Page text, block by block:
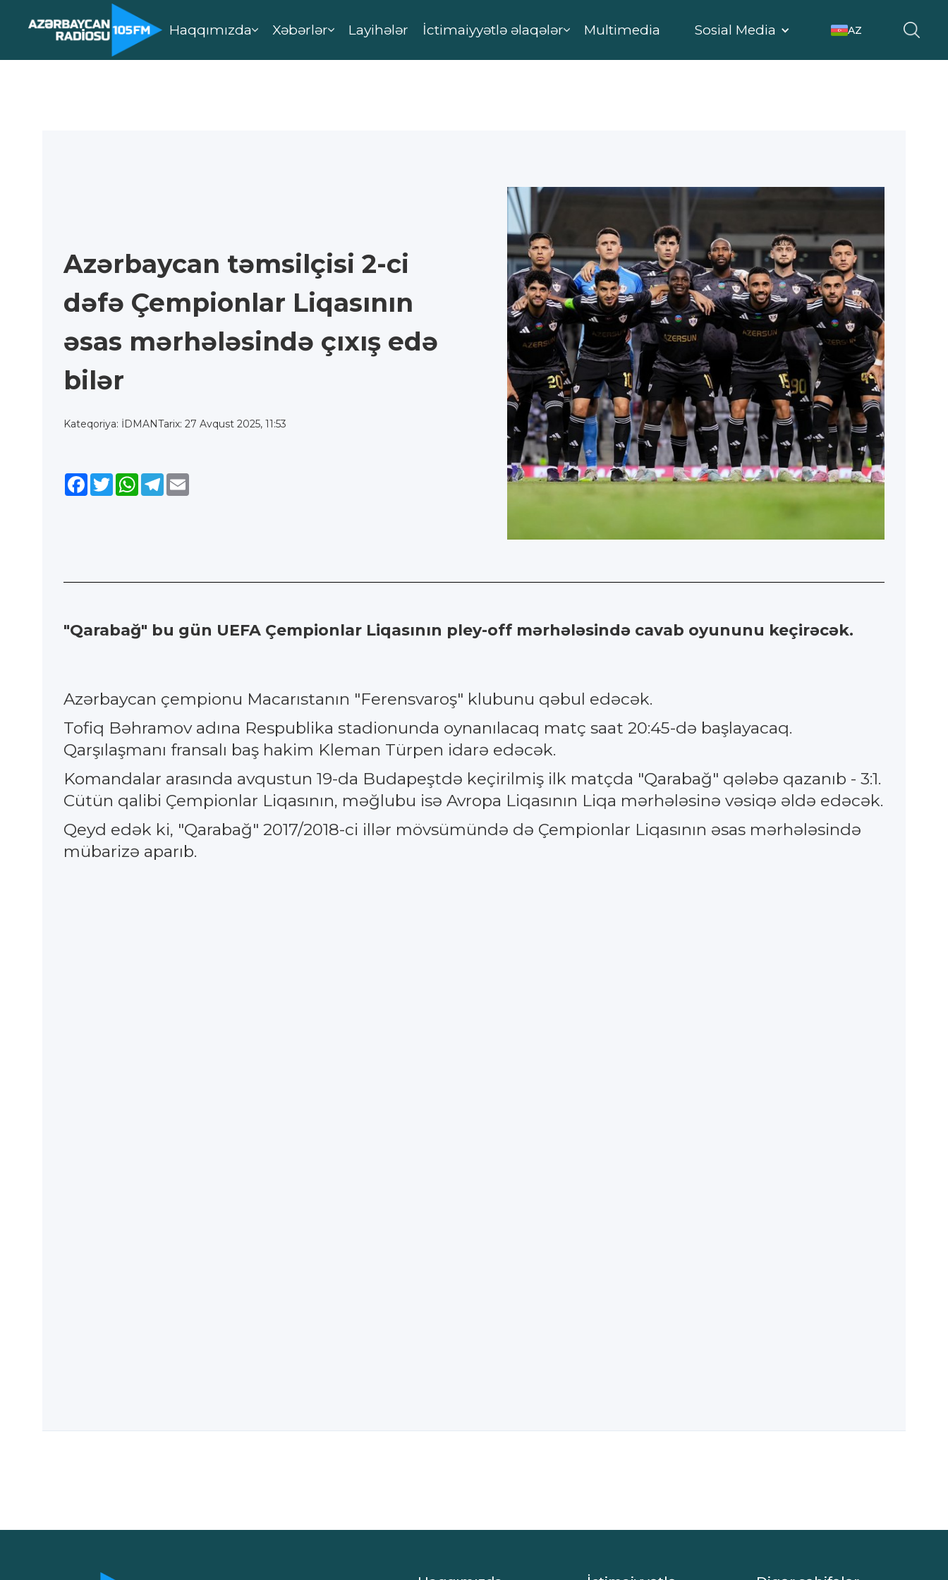
Haqqımızda Xəbərlər Layihələr İctimaiyyətlə əlaqələr Multimedia Sosial Media AZ
Azərbaycan təmsilçisi 2-ci
dəfə Çempionlar Liqasının
əsas mərhələsində çıxış edə
bilər
Kateqoriya: İDMANTarix: 27 Avqust 2025, 11:53
Facebook
TwitterWhatsApp
Telegram
"Qarabağ" bu gün UEFA Çempionlar Liqasının pley-off mərhələsində cavab oyununu keçirəcək.
Azərbaycan çempionu Macarıstanın "Ferensvaroş" klubunu qəbul edəcək.
Tofiq Bəhramov adına Respublika stadionunda oynanılacaq matç saat 20:45-də başlayacaq.
Qarşılaşmanı fransalı baş hakim Kleman Türpen idarə edəcək.
Komandalar arasında avqustun 19-da Budapeştdə keçirilmiş ilk matçda "Qarabağ" qələbə qazanıb - 3:1.
Cütün qalibi Çempionlar Liqasının, məğlubu isə Avropa Liqasının Liqa mərhələsinə vəsiqə əldə edəcək.
Qeyd edək ki, "Qarabağ" 2017/2018-ci illər mövsümündə də Çempionlar Liqasının əsas mərhələsində
mübarizə aparıb.